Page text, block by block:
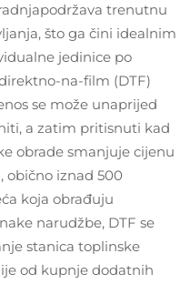
trenutnu
što ga čini idealnim
jedinice po
na-film (DTF)
se može unaprijed
a zatim pritisnuti kad
obrade smanjuje cijenu
obično iznad 500
koja obrađuju
narudžbe, DTF se
stanica toplinske
od kupnje dodatnih